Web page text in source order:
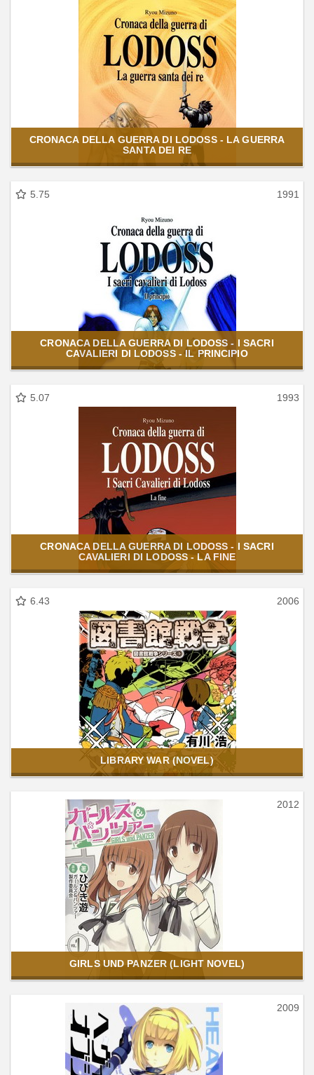
CRONACA DELLA GUERRA DI LODOSS - LA GUERRA
SANTA DEI RE
5.75 1991
CRONACA DELLA GUERRA DI LODOSS - I SACRI
CAVALIERI DI LODOSS - IL PRINCIPIO
5.07 1993
CRONACA DELLA GUERRA DI LODOSS - I SACRI
CAVALIERI DI LODOSS - LA FINE
6.43 2006
LIBRARY WAR (NOVEL)
2012
GIRLS UND PANZER (LIGHT NOVEL)
2009